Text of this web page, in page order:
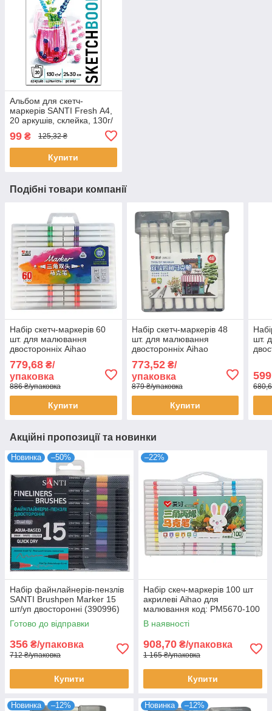
Альбом для скетч-
маркерів SANTI Fresh А4,
20 аркушів, склейка, 130г/
99 ₴ 125,32 ₴
Купити
Подібні товари компанії
Набір скетч-маркерів 60
шт. для малювання
двосторонніх Aihao
sketchmarker код: PM515-
60
779,68 ₴/
упаковка
886 ₴/упаковка
Купити
Набір скетч-маркерів 48
шт. для малювання
двосторонніх Aihao
sketchmarker (PM554-48)
773,52₴/
упаковка
879 ₴/упаковка
Купити
шт.
599
Акційні пропозиції та новинки
Новинка –50%
Набір файнлайнерів-пензлів
SANTI Brushpen Marker 15
шт/уп двосторонні (390996)
Готово до відправки
356 ₴/упаковка
712 ₴/упаковка
Купити
–22%
Набір скеч-маркерів 100 шт
акрилеві Aihao для
малювання код: PM5670-100
В наявності
908,70 ₴/упаковка
1 165 ₴/упаковка
Купити
Новинка –12% Новинка –12%